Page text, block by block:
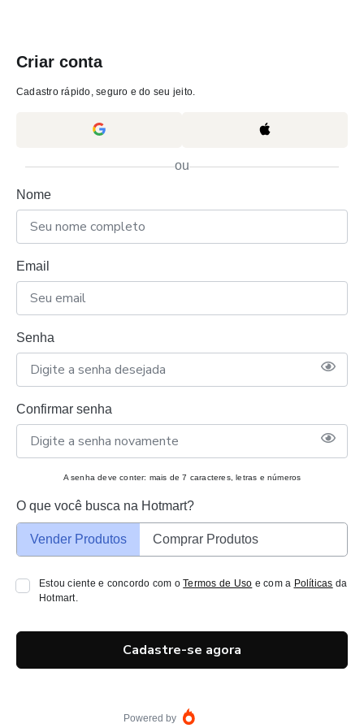
Criar conta
Cadastro rápido, seguro e do seu jeito.
ou
Nome
Email
Senha
Confirmar senha
A senha deve conter: mais de 7 caracteres, letras e números
O que você busca na Hotmart?
Vender Produtos Comprar Produtos
Estou ciente e concordo com oTermos de Uso e com a Políticas da
Hotmart.
Cadastre-se agora
Powered by